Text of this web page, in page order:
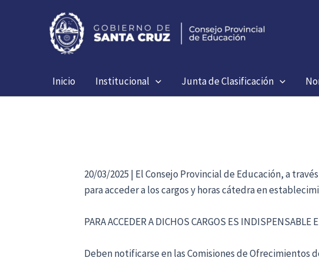
Inicio Institucional Junta de Clasificación
20/03/2025 | El Consejo Provincial de Educación, a
para acceder a los cargos y horas cátedra en
PARA ACCEDER A DICHOS CARGOS ES
Deben notificarse en las Comisiones de Ofrecimientos